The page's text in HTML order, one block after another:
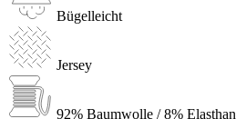
Bügelleicht
Jersey
92% Baumwolle / 8% Elasthan